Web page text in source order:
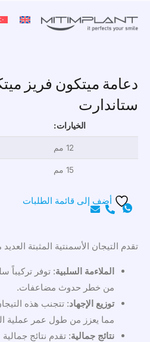
ستاندارت
الخيارات:
12 مم
15 مم
أضف إلى قائمة الطلبات
تقدم التيجان الأسمنتية المثبتة
الملاءمة السلبية: توفر تركيباً
من خطر حدوث مضاعفات.
توزيع الإجهاد: تتجنب هذه
مما يعزز من طول عمر عملية
نتائج جمالية: تقدم نتائج